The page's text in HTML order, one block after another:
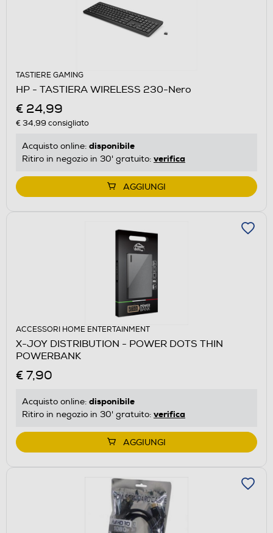
TASTIERE GAMING
HP - TASTIERA WIRELESS 230-Nero
€ 24,99
€ 34,99 consigliato
Acquisto online: disponibile
Ritiro in negozio in 30' gratuito: verifica
AGGIUNGI
ACCESSORI HOME ENTERTAINMENT
X-JOY DISTRIBUTION - POWER DOTS THIN
POWERBANK
€ 7,90
Acquisto online: disponibile
Ritiro in negozio in 30' gratuito: verifica
AGGIUNGI